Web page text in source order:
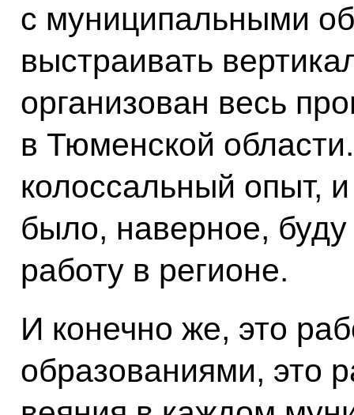
с муниципальными
выстраивать
организован весь
в Тюменской
колоссальный опыт,
было, наверное,
работу в регионе.
И конечно же, это
образованиями, это